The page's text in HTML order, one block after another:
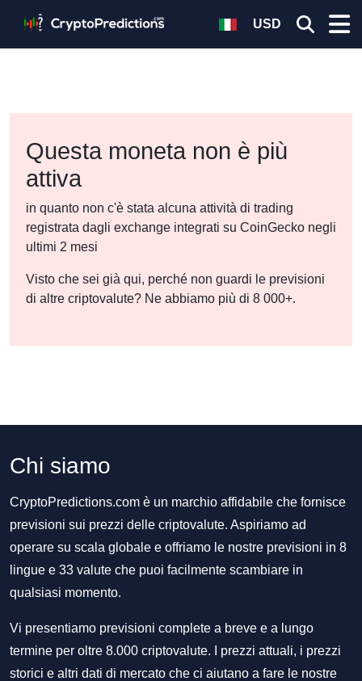
USD
Questa moneta non è più
attiva
in quanto non c'è stata alcuna attività di trading
registrata dagli exchange integrati su CoinGecko negli
ultimi 2 mesi
Visto che sei già qui, perché non guardi le previsioni
di altre criptovalute? Ne abbiamo più di 8 000+.
Chi siamo
CryptoPredictions.com è un marchio affidabile che fornisce
previsioni sui prezzi delle criptovalute. Aspiriamo ad
operare su scala globale e offriamo le nostre previsioni in 8
lingue e 33 valute che puoi facilmente scambiare in
qualsiasi momento.
Vi presentiamo previsioni complete a breve e a lungo
termine per oltre 8.000 criptovalute. I prezzi attuali, i prezzi
storici e altri dati di mercato che ci aiutano a fare le nostre